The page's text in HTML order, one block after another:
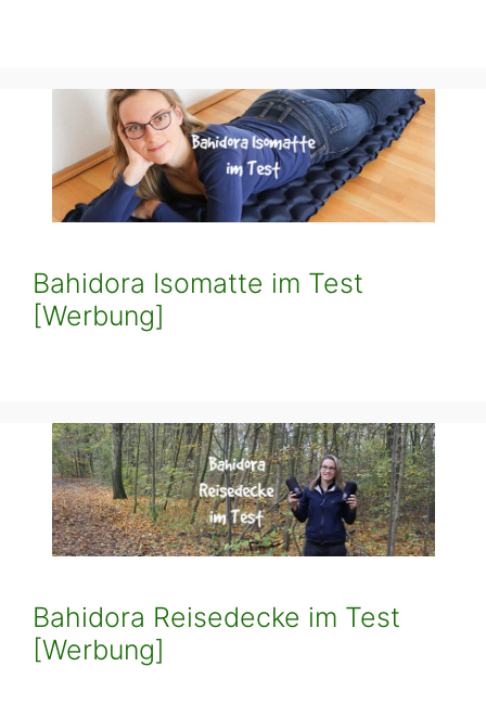
Bahidora Isomatte im Test
[Werbung]
Bahidora Reisedecke im Test
[Werbung]